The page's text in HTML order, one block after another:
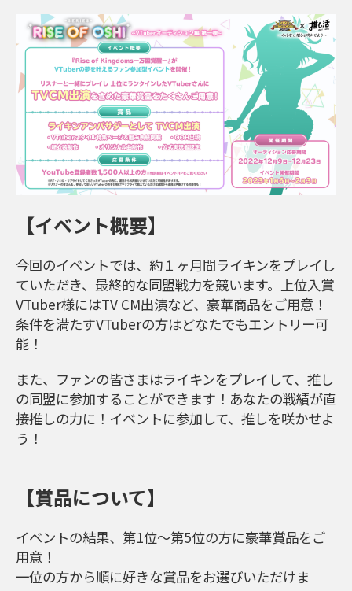
【イベント概要】
今回のイベントでは、約１ヶ月間ライキンをプレイし
ていただき、最終的な同盟戦力を競います。上位入賞
VTuber様にはTV CM出演など、豪華商品をご用意！
条件を満たすVTuberの方はどなたでもエントリー可
能！
また、ファンの皆さまはライキンをプレイして、推し
の同盟に参加することができます！あなたの戦績が直
接推しの力に！イベントに参加して、推しを咲かせよ
う！
【賞品について】
イベントの結果、第1位〜第5位の方に豪華賞品をご
用意！
一位の方から順に好きな賞品をお選びいただけま